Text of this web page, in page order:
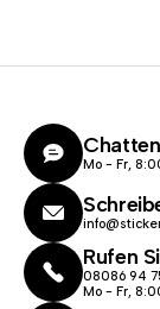
Mo - Fr,
Rufen
08086 94
Mo - Fr,